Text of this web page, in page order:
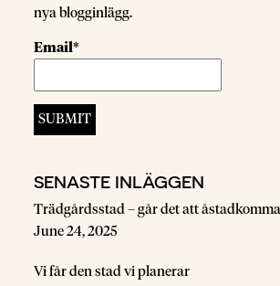
nya blogginlägg.
Email*
SENASTE INLÄGGEN
Trädgårdsstad – går det att
June 24, 2025
Vi får den stad vi planerar